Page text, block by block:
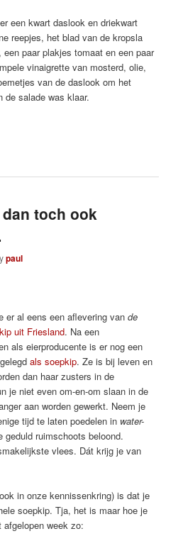
een kwart daslook en driekwart
reepjes, het blad van de kropsla
een paar plakjes tomaat en een paar
vinaigrette van mosterd, olie,
van de daslook om het
de salade was klaar.
dan toch ook
paul
er al eens een aflevering vande
uit Friesland. Na een
als eierproducente is er nog een
als soepkip. Ze is bij leven en
dan haar zusters in de
je niet even om-en-om slaan in de
aan worden gewerkt. Neem je
tijd te laten poedelen in water-
geduld ruimschoots beloond.
vlees. Dát krijg je van
in onze kennissenkring) is dat je
soepkip. Tja, het is maar hoe je
week zo: